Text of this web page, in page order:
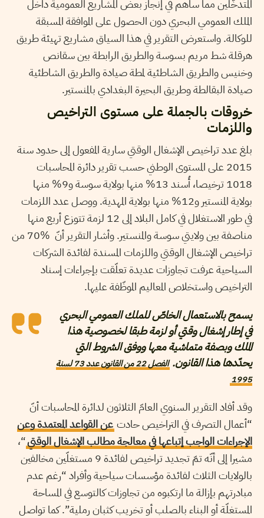
المتدخّلين مما ساهم في إنجاز بعض المشاريع العمومية داخل
الملك العمومي البحري دون الحصول على الموافقة المسبقة
للوكالة. واستعرض التقرير في هذا السياق مشاريع تهيئة طريق
هرقلة شط مريم بسوسة والطريق الرابطة بين سقانص
وخنيس والطريق الشاطئية لمطة صيادة والطريق الشاطئية
صيادة البقالطة وطريق البحيرة البغدادي بالمنستير.
خروقات بالجملة على مستوى التراخيص
واللزمات
بلغ عدد تراخيص الإشغال الوقتي سارية المفعول إلى حدود سنة
2015 على المستوى الوطني حسب تقرير دائرة المحاسبات
1018 ترخيصا، أُسند 13% منها بولاية سوسة و9% منها
بولاية المنستير و12% منها بولاية المهدية. ووصل عدد اللزمات
في طور الاستغلال في كامل البلاد إلى 12 لزمة تتوزع أربع منها
مناصفة بين ولايتي سوسة والمنستير. وأشار التقرير أنّ %70 من
تراخيص الإشغال الوقتي واللزمات المسندة لفائدة الشركات
السياحية عرفت تجاوزات عديدة تعلّقت بإجراءات إسناد
التراخيص واستخلاص المعاليم الموظّفة عليها.
يسمح بالاستعمال الخاصّ للملك العمومي البحري
في إطار إشغال وقتي أو لزمة طبقا لخصوصية هذا
الملك وبصفة متماشية معها ووفق الشروط التي
يحدّدها هذا القانون.
الفصل 22 من القانون عدد 73 لسنة
1995
وقد أفاد التقرير السنوي العامّ الثلاثون لدائرة المحاسبات أنّ
“أعمال التصرف في التراخيص حادت عن القواعد المعتمدة وعن
الإجراءات الواجب إتباعها في معالجة مطالب الإشغال الوقتي“،
مشيرا إلى أنّه تمّ تجديد تراخيص لفائدة 9 مستغلّين مخالفين
بالولايات الثلاث لفائدة مؤسسات سياحية وأفراد “رغم عدم
مبادرتهم بإزالة ما ارتكبوه من تجاوزات كالتوسع في المساحة
المستغلّة أو البناء بالصلب أو تخريب كثبان رملية”. كما تواصل